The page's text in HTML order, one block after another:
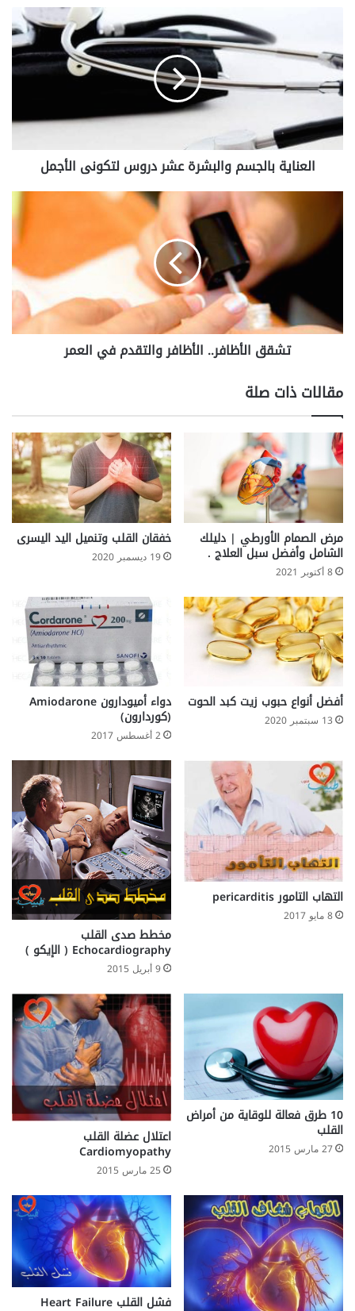
ع
ن
ا
ي
ة
ب
ا
م
و
ة
د
ر
و
س
ل
ت
ن
ى
ا
أ
ج
م
ل
العناية بالجسم والبشرة عشر دروس لتكونى الأجمل
ش
ق
ظ
ا
.
ا
ل
أ
ظ
ا
و
ا
ل
ق
د
م
ف
ي
ل
ع
تشقق الأظافر.. الأظافر والتقدم في العمر
مقالات ذات صلة
مرض الصمام الأورطي | دليلك
الشامل وأفضل سبل العلاج .
8 أكتوبر 2021
خفقان القلب وتنميل اليد اليسرى
19 ديسمبر 2020
أفضل أنواع حبوب زيت كبد الحوت
13 سبتمبر 2020
دواء أميودارون Amiodarone
(كوردارون)
2 أغسطس 2017
التهاب التامور pericarditis
8 مايو 2017
مخطط صدى القلب
Echocardiography ( الإيكو )
9 أبريل 2015
10 طرق فعالة للوقاية من أمراض
القلب
27 مارس 2015
اعتلال عضلة القلب
Cardiomyopathy
25 مارس 2015
فشل القلب Heart Failure